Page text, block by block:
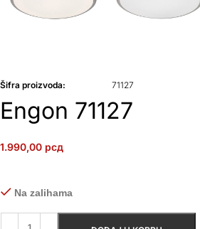
Šifra proizvoda: 71127
Engon 71127
1.990,00 рсд
Na zalihama